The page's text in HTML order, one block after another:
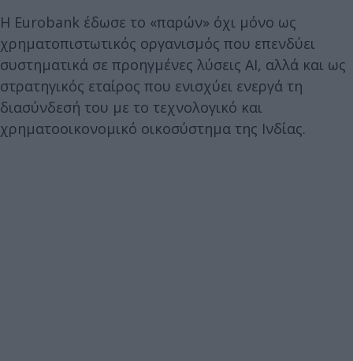
Η Eurobank έδωσε το «παρών» όχι μόνο ως
χρηματοπιστωτικός οργανισμός που επενδύει
συστηματικά σε προηγμένες λύσεις AI, αλλά και ως
στρατηγικός εταίρος που ενισχύει ενεργά τη
διασύνδεσή του με το τεχνολογικό και
χρηματοοικονομικό οικοσύστημα της Ινδίας.